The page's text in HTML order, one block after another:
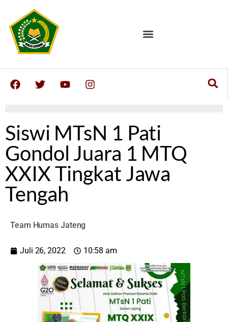
Siswi MTsN 1 Pati
Gondol Juara 1 MTQ
XXIX Tingkat Jawa
Tengah
Team Humas Jateng
Juli 26, 2022 10:58 am